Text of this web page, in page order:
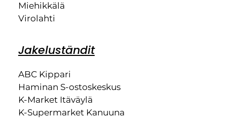
Miehikkälä
Virolahti
Jakeluständit
ABC Kippari
Haminan S-ostoskeskus
K-Market Itäväylä
K-Supermarket Kanuuna